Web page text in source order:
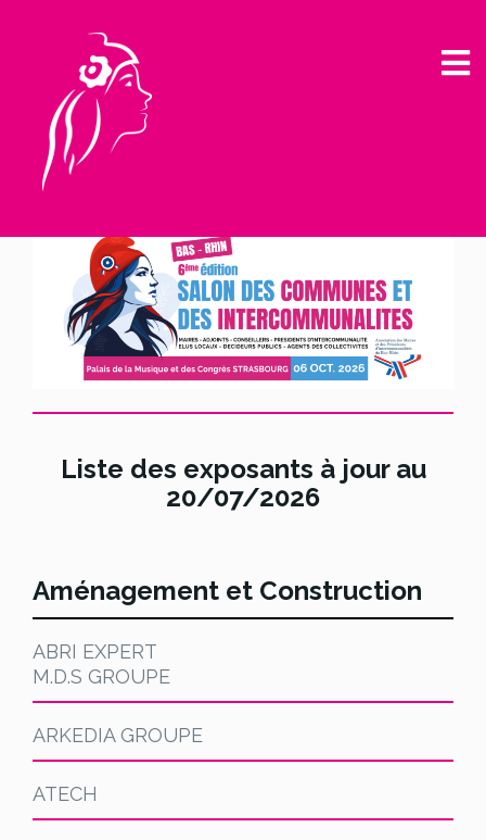
Liste des exposants à jour au
20/07/2026
Aménagement et Construction
ABRI EXPERT
M.D.S GROUPE
ARKEDIA GROUPE
ATECH